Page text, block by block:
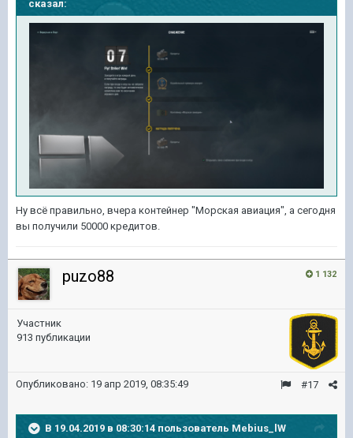
сказал:
Ну всё правильно, вчера контейнер "Морская авиация", а сегодня
вы получили 50000 кредитов.
1 132
puzo88
Участник
913 публикации
#17
Опубликовано: 19 апр 2019, 08:35:49
В 19.04.2019 в 08:30:14 пользователь Mebius_lW